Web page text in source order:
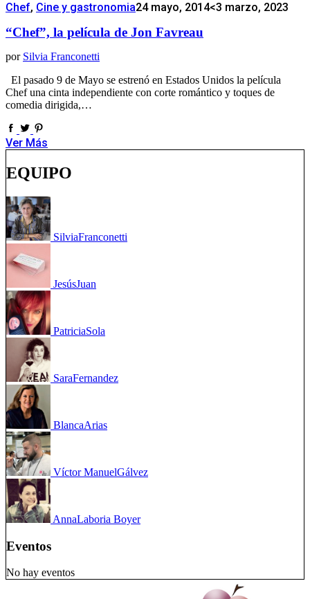
Chef, Cine y gastronomia24 mayo, 2014<3 marzo, 2023
“Chef”, la película de Jon Favreau
por Silvia Franconetti
El pasado 9 de Mayo se estrenó en Estados Unidos la película
Chef una cinta independiente con corte romántico y toques de
comedia dirigida,…
Ver Más
EQUIPO
SilviaFranconetti
JesúsJuan
PatriciaSola
SaraFernandez
BlancaArias
Víctor ManuelGálvez
AnnaLaboria Boyer
Eventos
No hay eventos